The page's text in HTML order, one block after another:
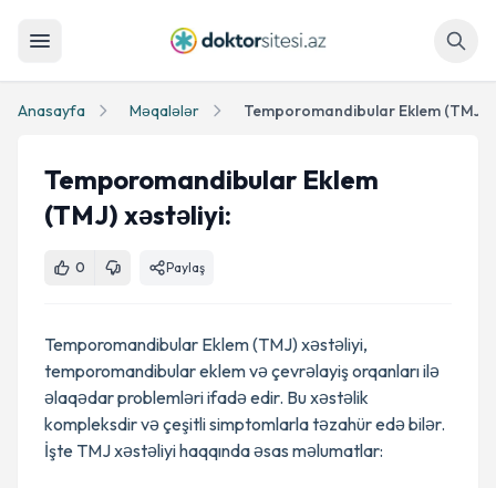
Anasayfa Məqalələr Temporomandibular Eklem (TMJ)
Temporomandibular Eklem
(TMJ) xəstəliyi:
0 Paylaş
Temporomandibular Eklem (TMJ) xəstəliyi,
temporomandibular eklem və çevrəlayiş orqanları ilə
əlaqədar problemləri ifadə edir. Bu xəstəlik
kompleksdir və çeşitli simptomlarla təzahür edə bilər.
İşte TMJ xəstəliyi haqqında əsas məlumatlar: